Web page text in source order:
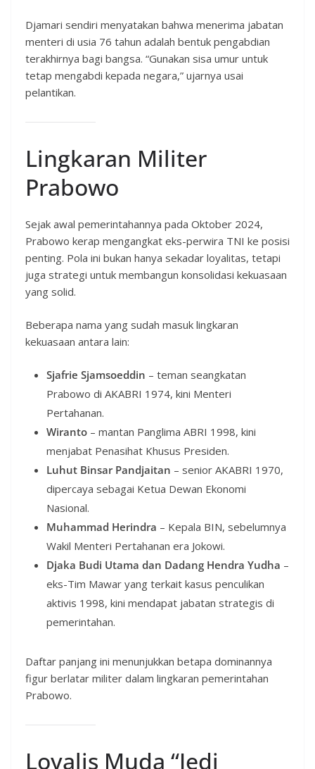
Djamari sendiri menyatakan bahwa menerima jabatan
menteri di usia 76 tahun adalah bentuk pengabdian
terakhirnya bagi bangsa. “Gunakan sisa umur untuk
tetap mengabdi kepada negara,” ujarnya usai
pelantikan.
Lingkaran Militer
Prabowo
Sejak awal pemerintahannya pada Oktober 2024,
Prabowo kerap mengangkat eks-perwira TNI ke posisi
penting. Pola ini bukan hanya sekadar loyalitas, tetapi
juga strategi untuk membangun konsolidasi kekuasaan
yang solid.
Beberapa nama yang sudah masuk lingkaran
kekuasaan antara lain:
Sjafrie Sjamsoeddin – teman seangkatan
Prabowo di AKABRI 1974, kini Menteri
Pertahanan.
Wiranto – mantan Panglima ABRI 1998, kini
menjabat Penasihat Khusus Presiden.
Luhut Binsar Pandjaitan – senior AKABRI 1970,
dipercaya sebagai Ketua Dewan Ekonomi
Nasional.
Muhammad Herindra – Kepala BIN, sebelumnya
Wakil Menteri Pertahanan era Jokowi.
Djaka Budi Utama dan Dadang Hendra Yudha –
eks-Tim Mawar yang terkait kasus penculikan
aktivis 1998, kini mendapat jabatan strategis di
pemerintahan.
Daftar panjang ini menunjukkan betapa dominannya
figur berlatar militer dalam lingkaran pemerintahan
Prabowo.
Loyalis Muda “Jedi